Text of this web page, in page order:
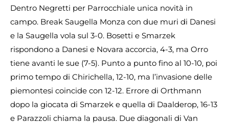
Dentro Negretti per Parrocchiale unica novità in
campo. Break Saugella Monza con due muri di Danesi
e la Saugella vola sul 3-0. Bosetti e Smarzek
rispondono a Danesi e Novara accorcia, 4-3, ma Orro
tiene avanti le sue (7-5). Punto a punto fino al 10-10, poi
primo tempo di Chirichella, 12-10, ma l’invasione delle
piemontesi coincide con 12-12. Errore di Orthmann
dopo la giocata di Smarzek e quella di Daalderop, 16-13
e Parazzoli chiama la pausa. Due diagonali di Van